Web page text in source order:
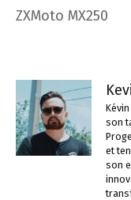
ZXMoto MX250
son
et
son